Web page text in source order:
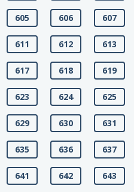
605 606 607
611 612 613
617 618 619
623 624 625
629 630 631
635 636 637
641 642 643